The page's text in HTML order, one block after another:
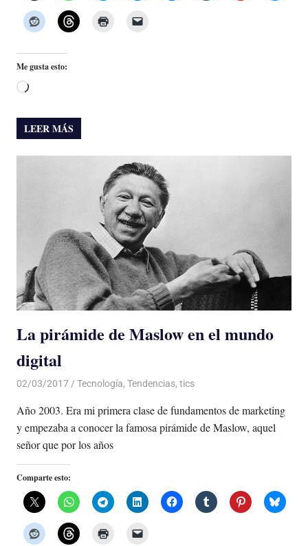
Me gusta esto:
Cargando...
LEER MÁS
La pirámide de Maslow en el mundo
digital
02/03/2017 Luis Castellanos
Tecnología, Tendencias, tics
Año 2003. Era mi primera clase de fundamentos de marketing
y empezaba a conocer la famosa pirámide de Maslow, aquel
señor que por los años
Comparte esto: